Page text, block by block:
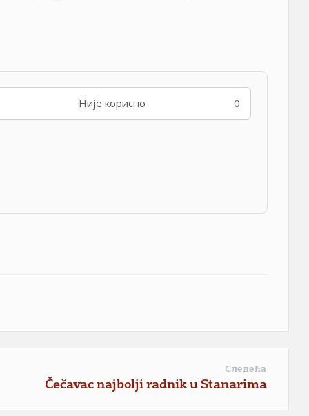
Није корисно 0
Следећа
Čečavac najbolji radnik u Stanarima